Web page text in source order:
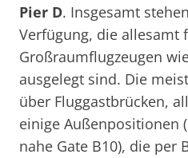
Pier D. Insgesamt stehen
Verfügung, die allesamt
Großraumflugzeugen
ausgelegt sind. Die
über Fluggastbrücken,
einige Außenpositionen
nahe Gate B10), die per